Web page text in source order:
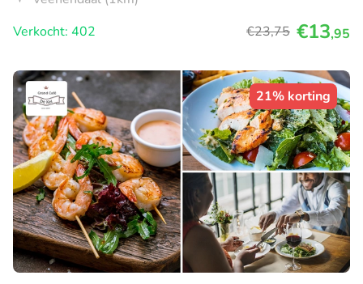
Verkocht: 402
€23,75 €13,95
21% korting